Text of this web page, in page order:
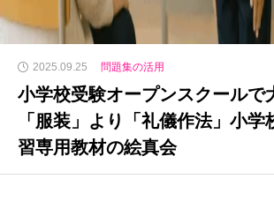
2025.09.25 問題集の活用
小学校受験オープンスクールで
「服装」より「礼儀作法」小学
習専用教材の絵真会